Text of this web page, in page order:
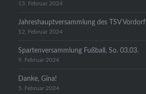
13. Februar 2024
Jahreshauptversammlung des TSV Vordorf
12. Februar 2024
Spartenversammlung Fußball, So. 03.03.
9. Februar 2024
Danke, Gina!
5. Februar 2024